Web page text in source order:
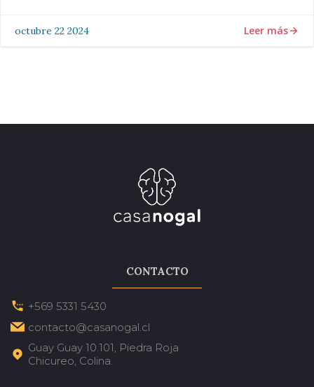
octubre 22 2024 Leer más
CONTACTO
+569 5331 5430
contacto@casanogal.cl
Guay Guay 10.101, Piedra Roja
Chicureo, Colina.